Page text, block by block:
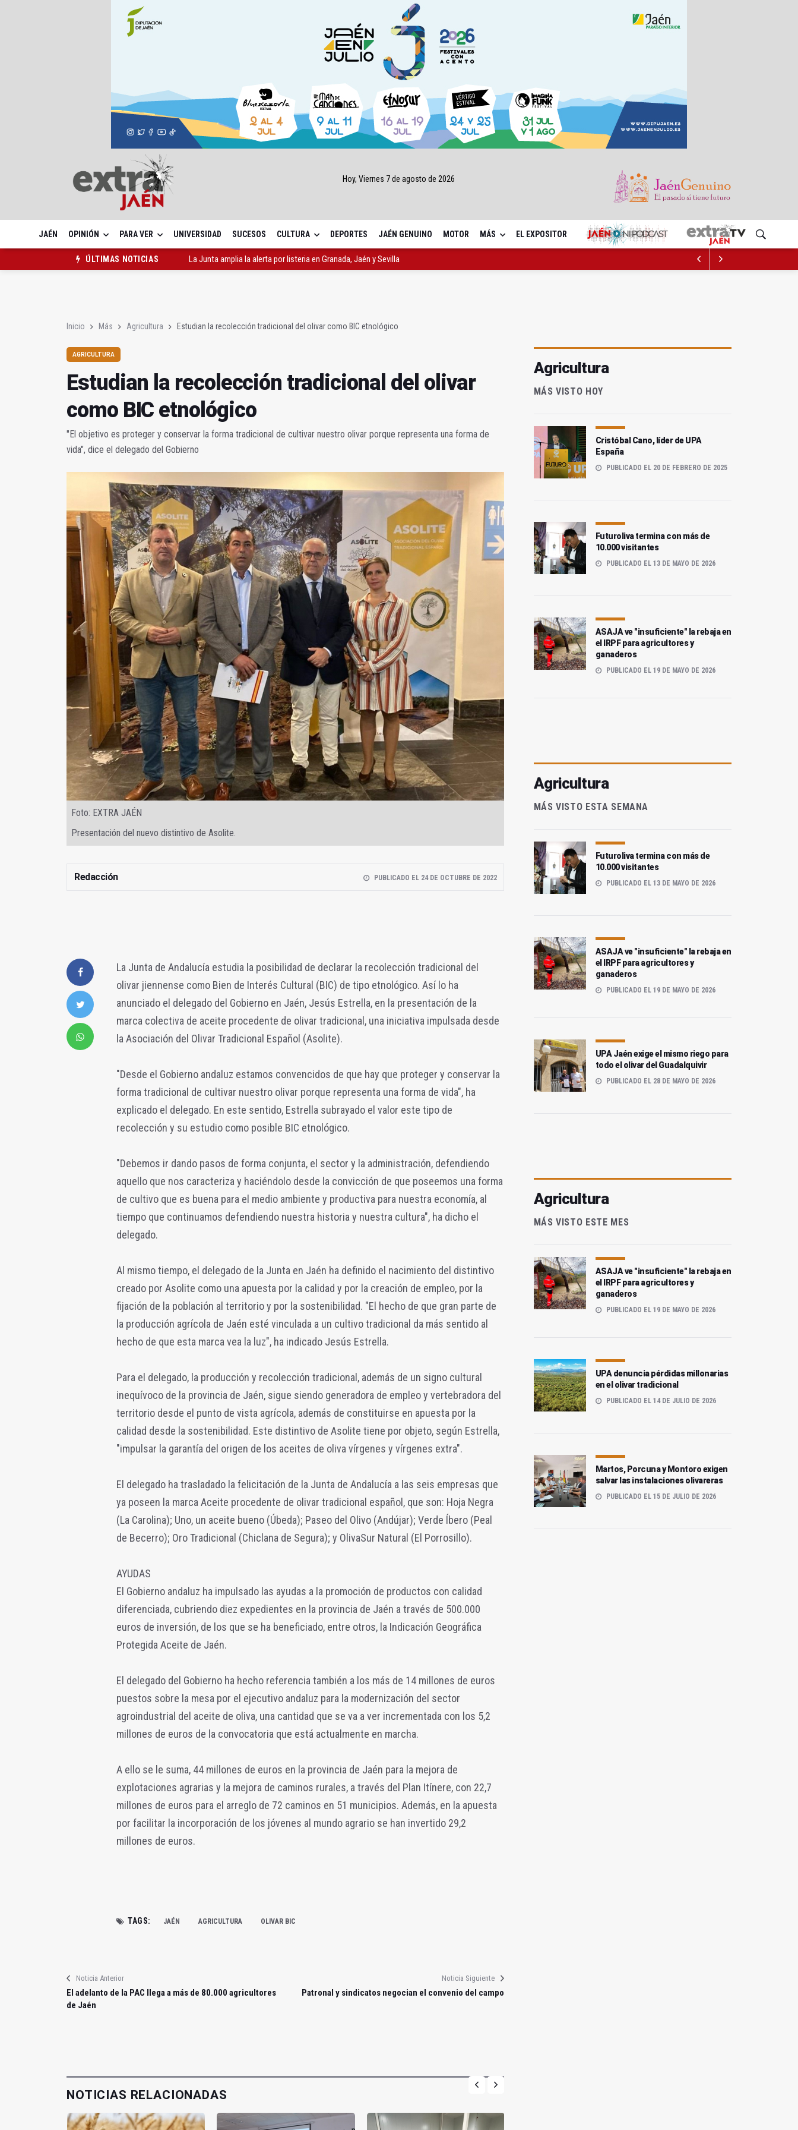
Hoy, Viernes 7 de agosto de 2026
JAÉN OPINIÓN PARA VER UNIVERSIDAD SUCESOS CULTURA DEPORTES JAÉN GENUINO MOTOR MÁS EL EXPOSITOR
ÚLTIMAS NOTICIAS
La Junta amplia la alerta por listeria en Granada, Jaén y Sevilla
Inicio Más Agricultura Estudian la recolección tradicional del olivar como BIC etnológico
AGRICULTURA
Estudian la recolección tradicional del olivar
como BIC etnológico
"El objetivo es proteger y conservar la forma tradicional de cultivar nuestro olivar porque representa una forma de
vida", dice el delegado del Gobierno
Foto: EXTRA JAÉN
Presentación del nuevo distintivo de Asolite.
Redacción PUBLICADO EL 24 DE OCTUBRE DE 2022
La Junta de Andalucía estudia la posibilidad de declarar la recolección tradicional del
olivar jiennense como Bien de Interés Cultural (BIC) de tipo etnológico. Así lo ha
anunciado el delegado del Gobierno en Jaén, Jesús Estrella, en la presentación de la
marca colectiva de aceite procedente de olivar tradicional, una iniciativa impulsada desde
la Asociación del Olivar Tradicional Español (Asolite).
"Desde el Gobierno andaluz estamos convencidos de que hay que proteger y conservar la
forma tradicional de cultivar nuestro olivar porque representa una forma de vida", ha
explicado el delegado. En este sentido, Estrella subrayado el valor este tipo de
recolección y su estudio como posible BIC etnológico.
"Debemos ir dando pasos de forma conjunta, el sector y la administración, defendiendo
aquello que nos caracteriza y haciéndolo desde la convicción de que poseemos una forma
de cultivo que es buena para el medio ambiente y productiva para nuestra economía, al
tiempo que continuamos defendiendo nuestra historia y nuestra cultura", ha dicho el
delegado.
Al mismo tiempo, el delegado de la Junta en Jaén ha definido el nacimiento del distintivo
creado por Asolite como una apuesta por la calidad y por la creación de empleo, por la
fijación de la población al territorio y por la sostenibilidad. "El hecho de que gran parte de
la producción agrícola de Jaén esté vinculada a un cultivo tradicional da más sentido al
hecho de que esta marca vea la luz", ha indicado Jesús Estrella.
Para el delegado, la producción y recolección tradicional, además de un signo cultural
inequívoco de la provincia de Jaén, sigue siendo generadora de empleo y vertebradora del
territorio desde el punto de vista agrícola, además de constituirse en apuesta por la
calidad desde la sostenibilidad. Este distintivo de Asolite tiene por objeto, según Estrella,
"impulsar la garantía del origen de los aceites de oliva vírgenes y vírgenes extra".
El delegado ha trasladado la felicitación de la Junta de Andalucía a las seis empresas que
ya poseen la marca Aceite procedente de olivar tradicional español, que son: Hoja Negra
(La Carolina); Uno, un aceite bueno (Úbeda); Paseo del Olivo (Andújar); Verde Íbero (Peal
de Becerro); Oro Tradicional (Chiclana de Segura); y OlivaSur Natural (El Porrosillo).
AYUDAS
El Gobierno andaluz ha impulsado las ayudas a la promoción de productos con calidad
diferenciada, cubriendo diez expedientes en la provincia de Jaén a través de 500.000
euros de inversión, de los que se ha beneficiado, entre otros, la Indicación Geográfica
Protegida Aceite de Jaén.
El delegado del Gobierno ha hecho referencia también a los más de 14 millones de euros
puestos sobre la mesa por el ejecutivo andaluz para la modernización del sector
agroindustrial del aceite de oliva, una cantidad que se va a ver incrementada con los 5,2
millones de euros de la convocatoria que está actualmente en marcha.
A ello se le suma, 44 millones de euros en la provincia de Jaén para la mejora de
explotaciones agrarias y la mejora de caminos rurales, a través del Plan Itínere, con 22,7
millones de euros para el arreglo de 72 caminos en 51 municipios. Además, en la apuesta
por facilitar la incorporación de los jóvenes al mundo agrario se han invertido 29,2
millones de euros.
TAGS: JAÉN AGRICULTURA OLIVAR BIC
Noticia Anterior
El adelanto de la PAC llega a más de 80.000 agricultores
de Jaén
Noticia Siguiente
Patronal y sindicatos negocian el convenio del campo
NOTICIAS RELACIONADAS
Agricultura
MÁS VISTO HOY
Cristóbal Cano, líder de UPA
España
PUBLICADO EL 20 DE FEBRERO DE 2025
Futuroliva termina con más de
10.000 visitantes
PUBLICADO EL 13 DE MAYO DE 2026
ASAJA ve "insuficiente" la rebaja en
el IRPF para agricultores y
ganaderos
PUBLICADO EL 19 DE MAYO DE 2026
Agricultura
MÁS VISTO ESTA SEMANA
Futuroliva termina con más de
10.000 visitantes
PUBLICADO EL 13 DE MAYO DE 2026
ASAJA ve "insuficiente" la rebaja en
el IRPF para agricultores y
ganaderos
PUBLICADO EL 19 DE MAYO DE 2026
UPA Jaén exige el mismo riego para
todo el olivar del Guadalquivir
PUBLICADO EL 28 DE MAYO DE 2026
Agricultura
MÁS VISTO ESTE MES
ASAJA ve "insuficiente" la rebaja en
el IRPF para agricultores y
ganaderos
PUBLICADO EL 19 DE MAYO DE 2026
UPA denuncia pérdidas millonarias
en el olivar tradicional
PUBLICADO EL 14 DE JULIO DE 2026
Martos, Porcuna y Montoro exigen
salvar las instalaciones olivareras
PUBLICADO EL 15 DE JULIO DE 2026